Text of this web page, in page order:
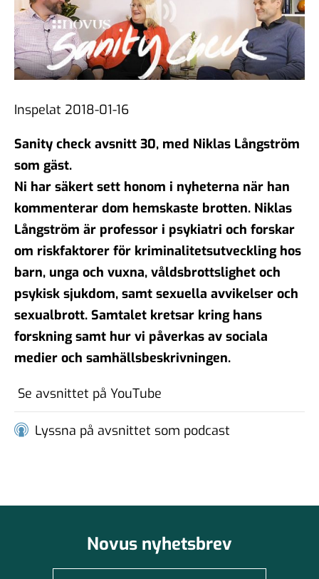
#104 - Åsa Larsson - AI,
algoritmer och vikten av
källkritik
16 jan 2026
#103 - Anna Troberg - Ett
samhälle
05 dec 2025
#102 - Brit Stakston - den
goda webben
20 nov 2025
#101 - Ulrika Lindstrand -
ingenjörens roll i ett
17 okt 2025
Inspelat 2018-01-16
Sanity check avsnitt 30, med Niklas Långström
som gäst.
Ni har säkert sett honom i nyheterna när han
kommenterar dom hemskaste brotten. Niklas
Långström är professor i psykiatri och forskar
om riskfaktorer för kriminalitetsutveckling hos
barn, unga och vuxna, våldsbrottslighet och
psykisk sjukdom, samt sexuella avvikelser och
sexualbrott. Samtalet kretsar kring hans
forskning samt hur vi påverkas av sociala
medier och samhällsbeskrivningen.
Se avsnittet på YouTube
Lyssna på avsnittet som podcast
Novus nyhetsbrev